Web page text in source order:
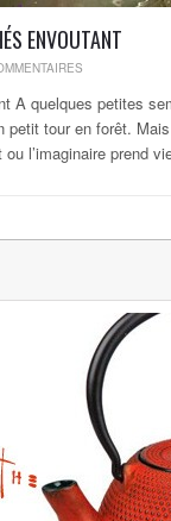
ENVOUTANT
A quelques petites
petit tour en forêt.
l’imaginaire prend